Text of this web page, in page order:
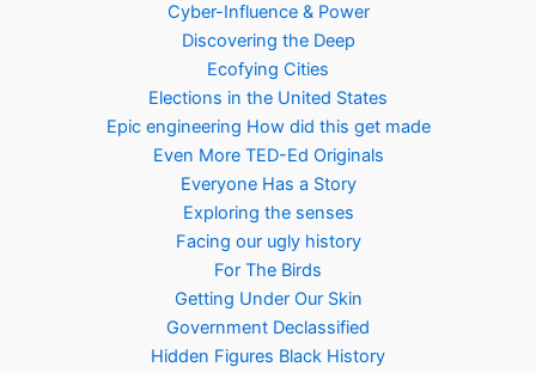
Cyber-Influence & Power
Discovering the Deep
Ecofying Cities
Elections in the United States
Epic engineering How did this get made
Even More TED-Ed Originals
Everyone Has a Story
Exploring the senses
Facing our ugly history
For The Birds
Getting Under Our Skin
Government Declassified
Hidden Figures Black History